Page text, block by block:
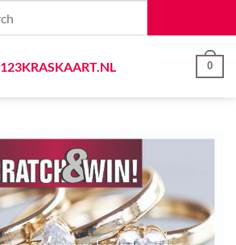
123KRASKAART.NL
0